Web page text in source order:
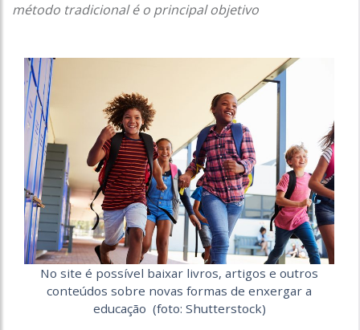
método tradicional é o principal objetivo
No site é possível baixar livros, artigos e outros
conteúdos sobre novas formas de enxergar a
educação (foto: Shutterstock)